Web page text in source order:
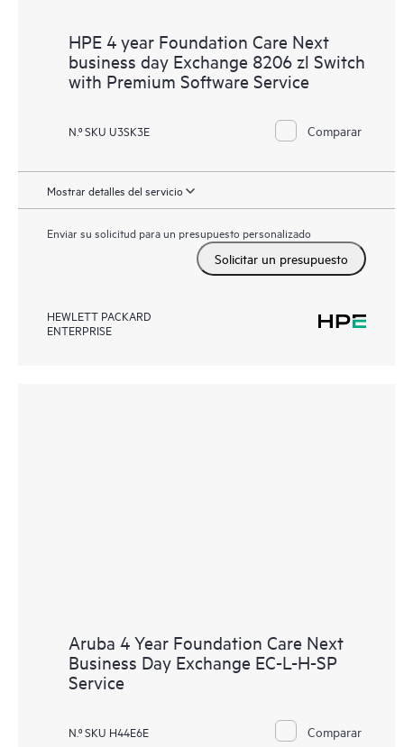
HPE 4 year Foundation Care Next
business day Exchange 8206 zl Switch
with Premium Software Service
N.º SKU U3SK3E Comparar
Mostrar detalles del servicio
Enviar su solicitud para un presupuesto personalizado
Solicitar un presupuesto
HEWLETT PACKARD
ENTERPRISE
Aruba 4 Year Foundation Care Next
Business Day Exchange EC-L-H-SP
Service
N.º SKU H44E6E Comparar